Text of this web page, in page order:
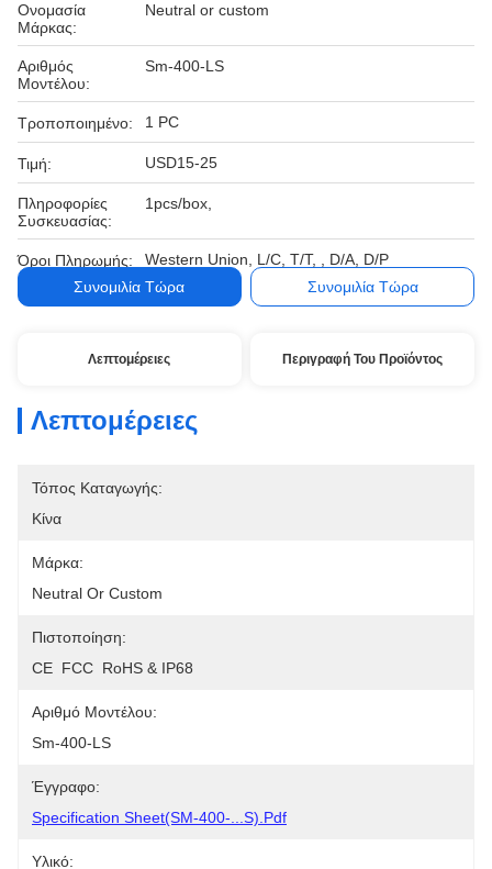
Ονομασία
Μάρκας:
Neutral or custom
Αριθμός
Μοντέλου:
Sm-400-LS
Τροποποιημένο: 1 PC
Τιμή: USD15-25
Πληροφορίες
Συσκευασίας:
1pcs/box,
Όροι Πληρωμής:
Western Union, L/C, T/T, , D/A, D/P
Συνομιλία Τώρα
Συνομιλία Τώρα
Λεπτομέρειες Περιγραφή Του Προϊόντος
Λεπτομέρειες
Τόπος Καταγωγής:
Κίνα
Μάρκα:
Neutral Or Custom
Πιστοποίηση:
CE  FCC  RoHS & IP68
Αριθμό Μοντέλου:
Sm-400-LS
Έγγραφο:
Specification Sheet(SM-400-...S).pdf
Υλικό: